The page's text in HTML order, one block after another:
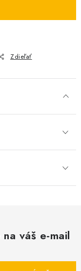
Zdieľať
váš e-mail